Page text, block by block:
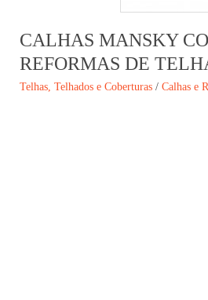
CALHAS MANSKY
REFORMAS DE
Telhas, Telhados e Coberturas / Calhas e